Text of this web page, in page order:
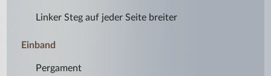
Linker Steg auf jeder Seite breiter
Einband
Pergament